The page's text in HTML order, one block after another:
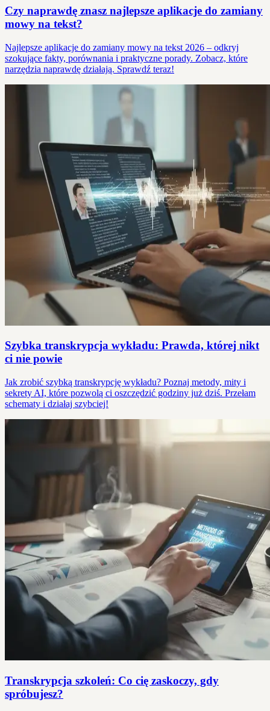
Czy naprawdę znasz najlepsze aplikacje do zamiany
mowy na tekst?
Najlepsze aplikacje do zamiany mowy na tekst 2026 – odkryj
szokujące fakty, porównania i praktyczne porady. Zobacz, które
narzędzia naprawdę działają. Sprawdź teraz!
Szybka transkrypcja wykładu: Prawda, której nikt
ci nie powie
Jak zrobić szybką transkrypcję wykładu? Poznaj metody, mity i
sekrety AI, które pozwolą ci oszczędzić godziny już dziś. Przełam
schematy i działaj szybciej!
Transkrypcja szkoleń: Co cię zaskoczy, gdy
spróbujesz?